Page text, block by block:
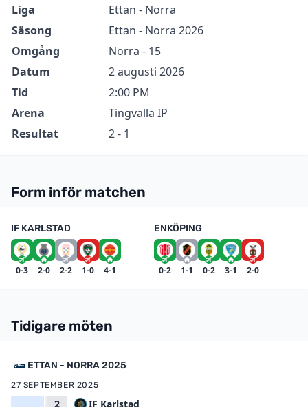
Information Värde
Liga
Ettan - Norra
Säsong
Ettan - Norra 2026
Omgång
Norra - 15
Datum
2 augusti 2026
Tid
2:00 PM
Arena
Tingvalla IP
Resultat
2 - 1
Form inför matchen
IF KARLSTAD
0-3 2-0 2-2 1-0 4-1
ENKÖPING
0-2 1-1 0-2 3-1 2-0
Tidigare möten
ETTAN - NORRA 2025
27 SEPTEMBER 2025
2
IF Karlstad